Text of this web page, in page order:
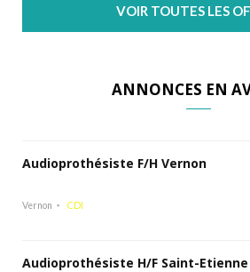
VOIR TOUTES LES
ANNONCES EN
Audioprothésiste F/H Vernon
Vernon CDI
Audioprothésiste H/F Saint-Etienne